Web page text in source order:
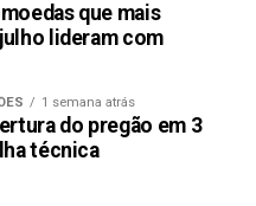
que mais
lideram com
1 semana atrás
do pregão em 3
técnica